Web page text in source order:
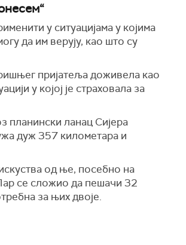
у ситуацијама у којима
да им верују, као што су
пријатеља доживела као
у којој је страховала за
планински ланац Сијера
дуж 357 километара и
од ње, посебно на
се сложио да пешачи 32
за њих двоје.